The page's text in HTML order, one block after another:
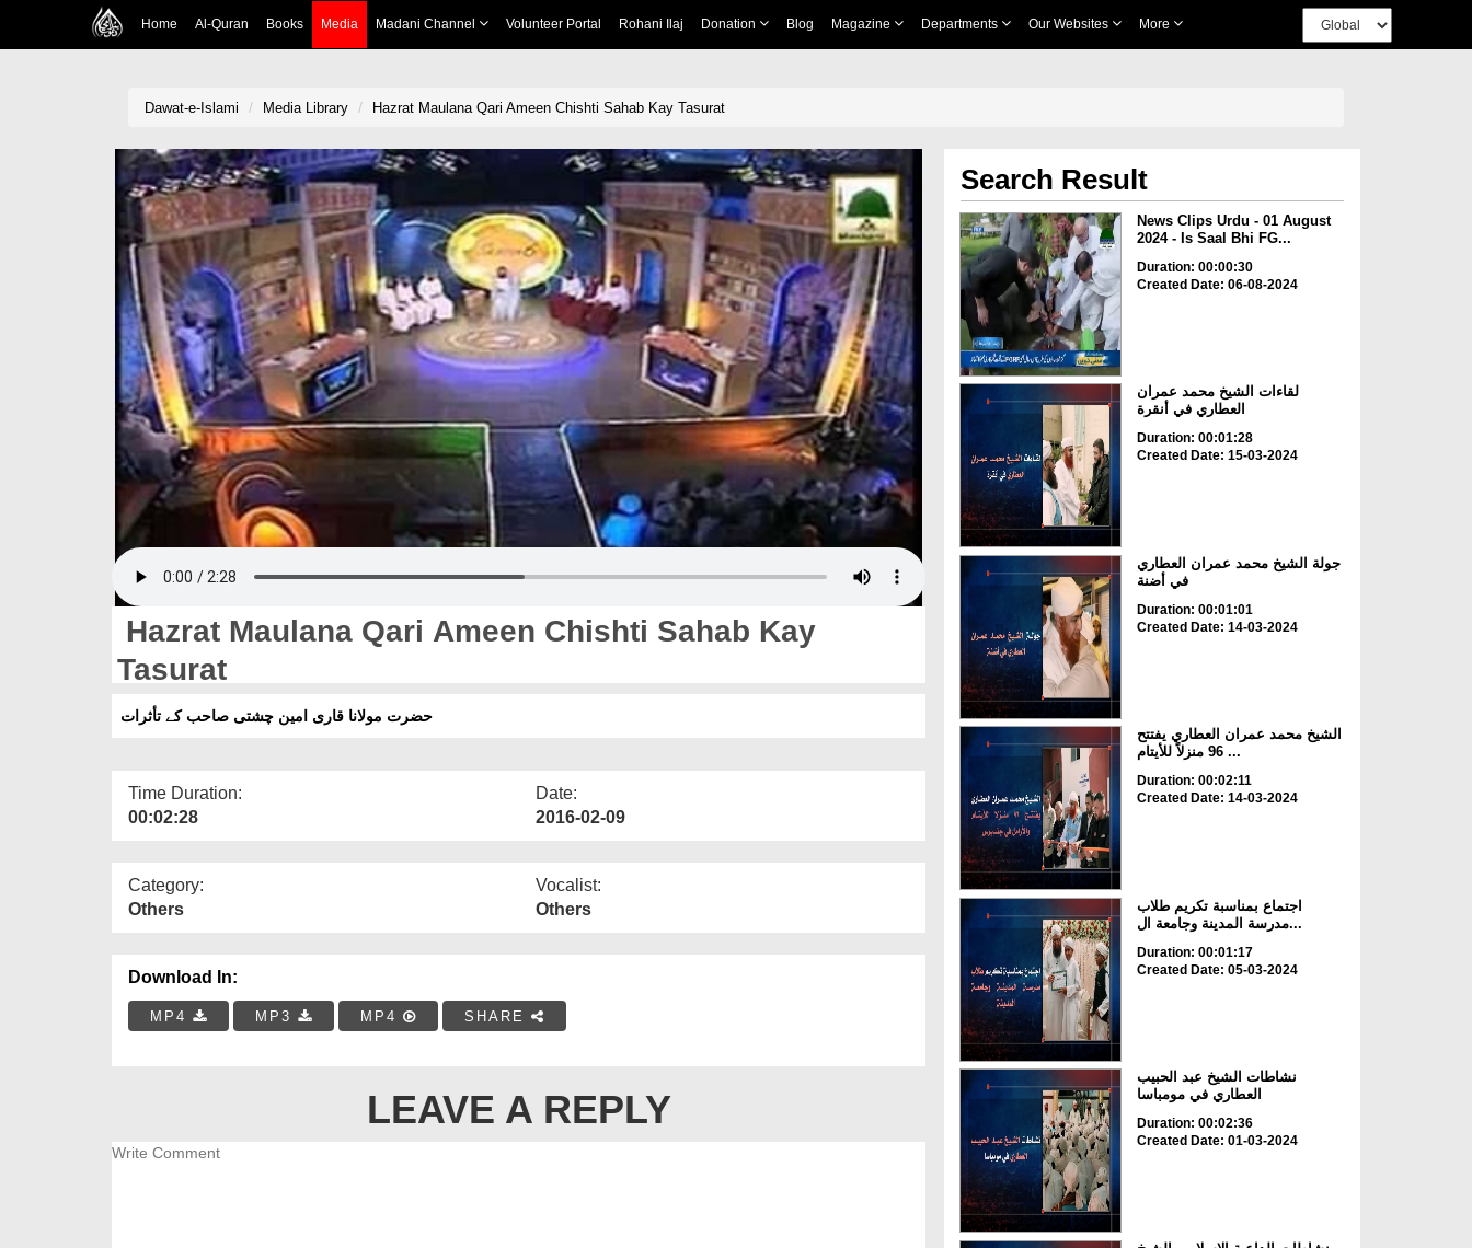
Home Al-Quran Books Media Madani Channel Volunteer Portal Rohani Ilaj Donation Blog Magazine Departments Our Websites More
Dawat-e-Islami Media Library Hazrat Maulana Qari Ameen Chishti Sahab Kay Tasurat
Hazrat Maulana Qari Ameen Chishti Sahab Kay
Tasurat
حضرت مولانا قاری امین چشتی صاحب کے تأثرات
Time Duration:
00:02:28
Date:
2016-02-09
Category:
Others
Vocalist:
Others
Download In:
MP4 MP3 MP4 SHARE
LEAVE A REPLY
Search Result
News Clips Urdu - 01 August
2024 - Is Saal Bhi FG...
Duration: 00:00:30
Created Date: 06-08-2024
لقاءات الشيخ محمد عمران
العطاري في أنقرة
Duration: 00:01:28
Created Date: 15-03-2024
جولة الشيخ محمد عمران العطاري
في أضنة
Duration: 00:01:01
Created Date: 14-03-2024
الشيخ محمد عمران العطاري يفتتح
96 منزلاً للأيتام ...
Duration: 00:02:11
Created Date: 14-03-2024
اجتماع بمناسبة تكريم طلاب
مدرسة المدينة وجامعة ال...
Duration: 00:01:17
Created Date: 05-03-2024
نشاطات الشيخ عبد الحبيب
العطاري في مومباسا
Duration: 00:02:36
Created Date: 01-03-2024